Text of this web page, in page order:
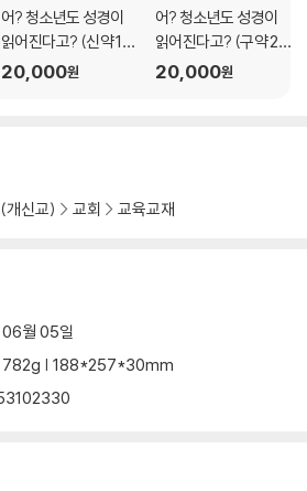
기
과
어? 청소년도 성경이
읽어진다고? (신약 1
탄/학생용)
20,000원
어? 청소년도 성경이
읽어진다고? (구약 2
탄/학생용)
20,000원
개신교) 교회 교육교재
월 05일
782g | 188*257*30mm